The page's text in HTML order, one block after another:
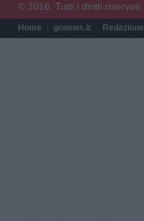
© 2016. Tutti i diritti riservati.
Home gonews.it Redazione